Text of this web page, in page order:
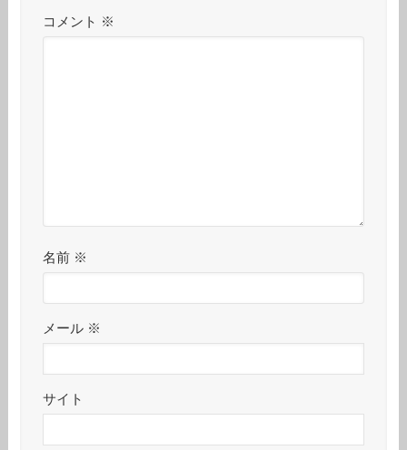
コメント ※
名前 ※
メール ※
サイト